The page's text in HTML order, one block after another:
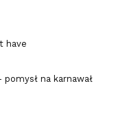
have
na karnawał